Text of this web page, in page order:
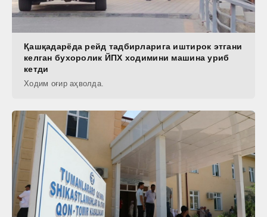
Қашқадарёда рейд тадбирларига иштирок этгани
келган бухоролик ЙПХ ходимини машина уриб
кетди
Ходим оғир аҳволда.